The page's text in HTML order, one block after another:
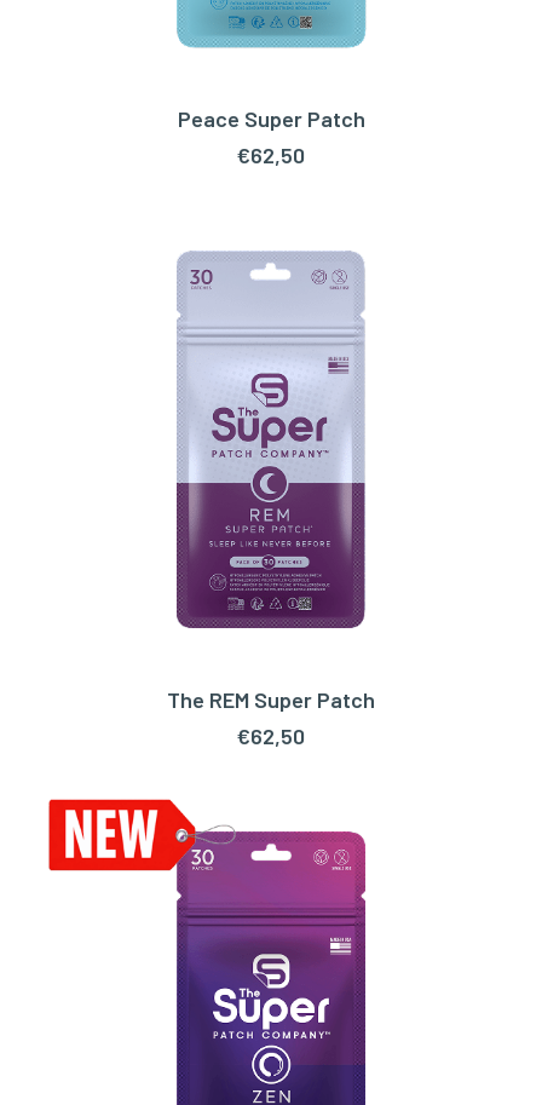
TOEVOEGEN AAN WINKELWAGEN
Peace Super Patch
€62,50
TOEVOEGEN AAN WINKELWAGEN
The REM Super Patch
€62,50